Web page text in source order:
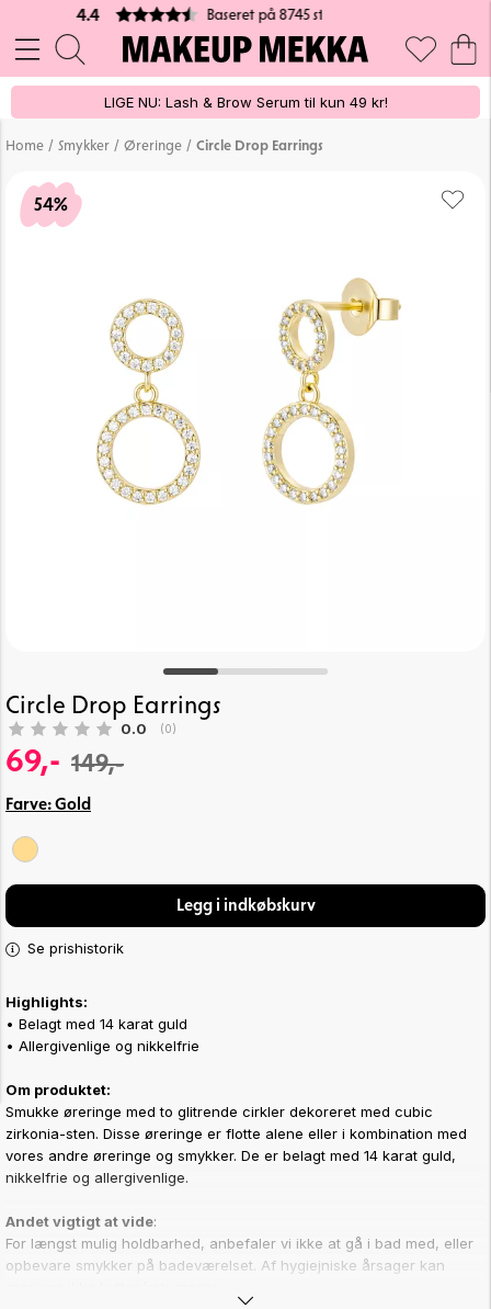
100% VEGANSK
LIGE NU: Lash & Brow Serum til kun 49 kr!
Home / Smykker / Øreringe / Circle Drop Earrings
54%
Circle Drop Earrings
Gennemsnitlig vurdering:
0.0 (stemmer:
0)
69,- 149,-
Farve:Gold
Legg i indkøbskurv
Se prishistorik
Highlights:
• Belagt med 14 karat guld
• Allergivenlige og nikkelfrie
Om produktet:
Smukke øreringe med to glitrende cirkler dekoreret med cubic
zirkonia-sten. Disse øreringe er flotte alene eller i kombination med
vores andre øreringe og smykker. De er belagt med 14 karat guld,
nikkelfrie og allergivenlige.
Andet vigtigt at vide:
For længst mulig holdbarhed, anbefaler vi ikke at gå i bad med, eller
opbevare smykker på badeværelset. Af hygiejniske årsager kan